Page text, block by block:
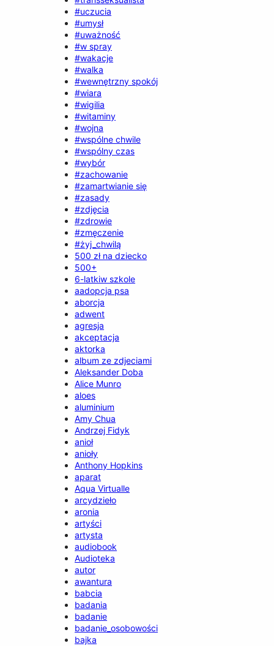
#uczucia
#umysł
#uważność
#w spray
#wakacje
#walka
#wewnętrzny spokój
#wiara
#wigilia
#witaminy
#wojna
#wspólne chwile
#wspólny czas
#wybór
#zachowanie
#zamartwianie się
#zasady
#zdjęcia
#zdrowie
#zmęczenie
#żyj_chwilą
500 zł na dziecko
500+
6-latkiw szkole
aadopcja psa
aborcja
adwent
agresja
akceptacja
aktorka
album ze zdjeciami
Aleksander Doba
Alice Munro
aloes
aluminium
Amy Chua
Andrzej Fidyk
anioł
anioły
Anthony Hopkins
aparat
Aqua Virtualle
arcydzieło
aronia
artyści
artysta
audiobook
Audioteka
autor
awantura
babcia
badania
badanie
badanie_osobowości
bajka